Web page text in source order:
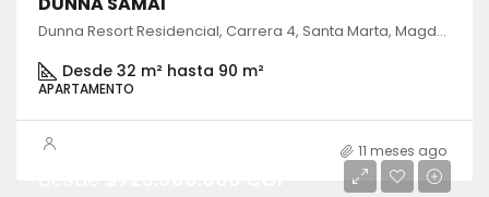
Dunna Resort Residencial, Carrera 4, Santa Marta, Magdalena, Colombia
Desde 32 m² hasta 90 m²
APARTAMENTO
11 meses ago